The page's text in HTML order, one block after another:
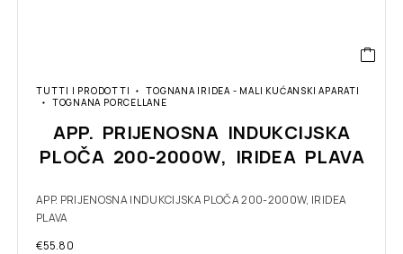
TUTTI I PRODOTTI
TOGNANA IRIDEA - MALI KUĆANSKI APARATI
TOGNANA PORCELLANE
APP. PRIJENOSNA INDUKCIJSKA
PLOČA 200-2000W, IRIDEA PLAVA
APP. PRIJENOSNA INDUKCIJSKA PLOČA 200-2000W, IRIDEA
PLAVA
€55.80